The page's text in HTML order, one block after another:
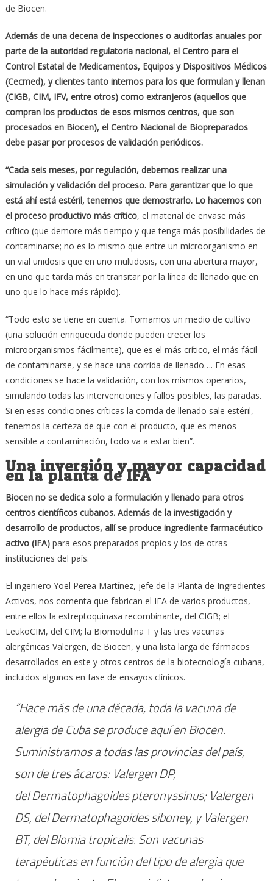
de Biocen.
Además de una decena de inspecciones o auditorías anuales por
parte de la autoridad regulatoria nacional, el Centro para el
Control Estatal de Medicamentos, Equipos y Dispositivos Médicos
(Cecmed), y clientes tanto internos para los que formulan y llenan
(CIGB, CIM, IFV, entre otros) como extranjeros (aquellos que
compran los productos de esos mismos centros, que son
procesados en Biocen), el Centro Nacional de Biopreparados
debe pasar por procesos de validación periódicos.
“Cada seis meses, por regulación, debemos realizar una
simulación y validación del proceso. Para garantizar que lo que
estáahíestáestéril, tenemos que demostrarlo. Lo hacemos con
el proceso productivo más crítico, el material de envase más
crítico (que demore más tiempo y que tenga más posibilidades de
contaminarse; no es lo mismo que entre un microorganismo en
un vial unidosis que en uno multidosis, con una abertura mayor,
en uno que tarda más en transitar por la línea de llenado que en
uno que lo hace más rápido).
“Todo esto se tiene en cuenta. Tomamos un medio de cultivo
(una solución enriquecida donde pueden crecer los
microorganismos fácilmente), que es el más crítico, el más fácil
de contaminarse, y se hace una corrida de llenado…. En esas
condiciones se hace la validación, con los mismos operarios,
simulando todas las intervenciones y fallos posibles, las paradas.
Si en esas condiciones críticas la corrida de llenado sale estéril,
tenemos la certeza de que con el producto, que es menos
sensible a contaminación, todo va a estar bien”.
Una inversión y mayor capacidad
en la planta de IFA
Biocen no se dedica solo a formulación y llenado para otros
centros científicos cubanos. Además de la investigación y
desarrollo de productos, allíse produce ingrediente farmacéutico
activo (IFA) para esos preparados propios y los de otras
instituciones del país.
El ingeniero Yoel Perea Martínez, jefe de la Planta de Ingredientes
Activos, nos comenta que fabrican el IFA de varios productos,
entre ellos la estreptoquinasa recombinante, del CIGB; el
LeukoCIM, del CIM; la Biomodulina T y las tres vacunas
alergénicas Valergen, de Biocen, y una lista larga de fármacos
desarrollados en este y otros centros de la biotecnología cubana,
incluidos algunos en fase de ensayos clínicos.
“Hace más de una década, toda la vacuna de
alergia de Cuba se produce aquí en Biocen.
Suministramos a todas las provincias del país,
son de tres ácaros: Valergen DP,
delDermatophagoides pteronyssinus; Valergen
DS, delDermatophagoides siboney, y Valergen
BT, delBlomia tropicalis. Son vacunas
terapéuticas en función del tipo de alergia que